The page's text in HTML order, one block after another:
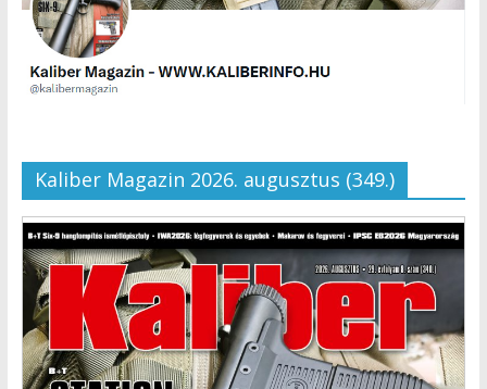
Kaliber Magazin 2026. augusztus (349.)